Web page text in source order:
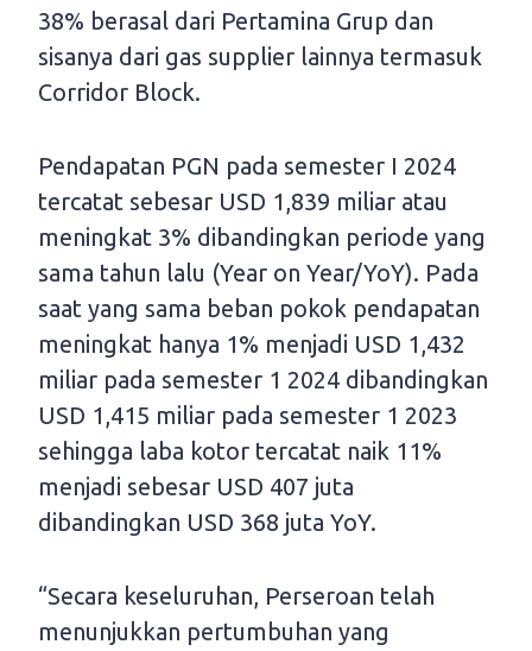
38% berasal dari Pertamina Grup dan
sisanya dari gas supplier lainnya termasuk
Corridor Block.
Pendapatan PGN pada semester I 2024
tercatat sebesar USD 1,839 miliar atau
meningkat 3% dibandingkan periode yang
sama tahun lalu (Year on Year/YoY). Pada
saat yang sama beban pokok pendapatan
meningkat hanya 1% menjadi USD 1,432
miliar pada semester 1 2024 dibandingkan
USD 1,415 miliar pada semester 1 2023
sehingga laba kotor tercatat naik 11%
menjadi sebesar USD 407 juta
dibandingkan USD 368 juta YoY.
“Secara keseluruhan, Perseroan telah
menunjukkan pertumbuhan yang